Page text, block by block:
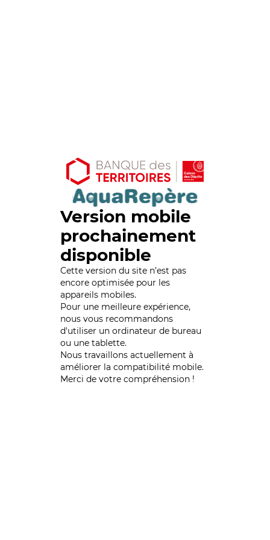
Version mobile
prochainement
disponible
Cette version du site n’est pas
encore optimisée pour les
appareils mobiles.
Pour une meilleure expérience,
nous vous recommandons
d'utiliser un ordinateur de bureau
ou une tablette.
Nous travaillons actuellement à
améliorer la compatibilité mobile.
Merci de votre compréhension !